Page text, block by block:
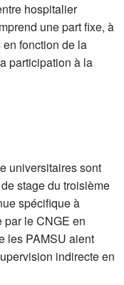
hospitalier
une part fixe, à
fonction de la
participation à la
universitaires sont
stage du troisième
spécifique à
par le CNGE en
les PAMSU aient
indirecte en